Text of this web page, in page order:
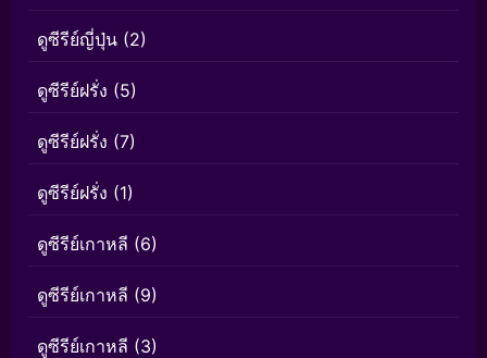
ดูซีรีย์ญี่ปุ่น (2)
ดูซีรีย์ฝรั่ง (5)
ดูซีรีย์ฝรั่ง (7)
ดูซีรีย์ฝรั่ง (1)
ดูซีรีย์เกาหลี (6)
ดูซีรีย์เกาหลี (9)
ดูซีรีย์เกาหลี (3)